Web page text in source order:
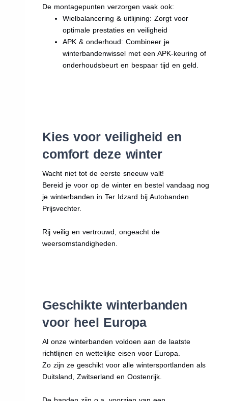
De montagepunten verzorgen vaak ook:
Wielbalancering & uitlijning: Zorgt voor
optimale prestaties en veiligheid
APK & onderhoud: Combineer je
winterbandenwissel met een APK-keuring of
onderhoudsbeurt en bespaar tijd en geld.
Kies voor veiligheid en
comfort deze winter
Wacht niet tot de eerste sneeuw valt!
Bereid je voor op de winter en bestel vandaag nog
je winterbanden in Ter Idzard bij Autobanden
Prijsvechter.
Rij veilig en vertrouwd, ongeacht de
weersomstandigheden.
Geschikte winterbanden
voor heel Europa
Al onze winterbanden voldoen aan de laatste
richtlijnen en wettelijke eisen voor Europa.
Zo zijn ze geschikt voor alle wintersportlanden als
Duitsland, Zwitserland en Oostenrijk.